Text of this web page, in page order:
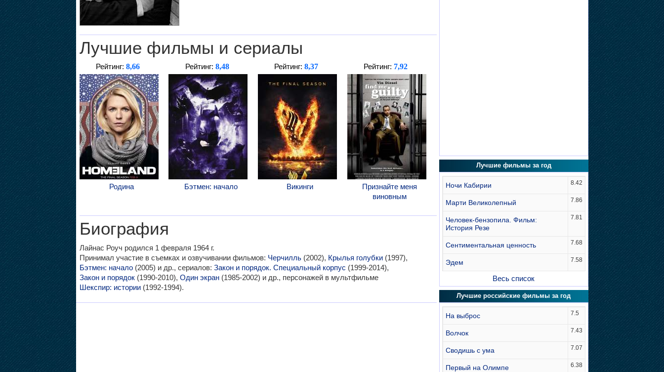
Лучшие фильмы и сериалы
Рейтинг: 8,66
Родина
Рейтинг: 8,48
Бэтмен: начало
Рейтинг:8,37
Викинги
Рейтинг: 7,92
Признайте меня
виновным
Биография
Лайнас Роуч родился 1 февраля 1964 г.
Принимал участие в съемках и озвучивании фильмов: Черчилль(2002), Крылья голубки(1997),
Бэтмен: начало(2005) и др., сериалов: Закон и порядок. Специальный корпус (1999-2014),
Закон и порядок(1990-2010), Один экран(1985-2002) и др., персонажей в мультфильме
Шекспир: истории(1992-1994).
Лучшие фильмы за год
Ночи Кабирии 8.42
Марти Великолепный 7.86
Человек-бензопила. Фильм:
История Резе
7.81
Сентиментальная ценность 7.68
Эдем 7.58
Весь список
Лучшие российские фильмы за год
На выброс 7.5
Волчок 7.43
Сводишь с ума 7.07
Первый на Олимпе 6.38